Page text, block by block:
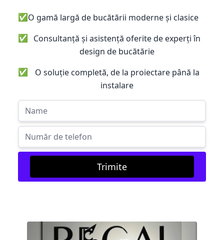
✅O gamă largă de bucătării moderne și clasice
✅ Consultanță și asistență oferite de experți în
design de bucătărie
✅
O soluție completă, de la proiectare până la
instalare
Trimite